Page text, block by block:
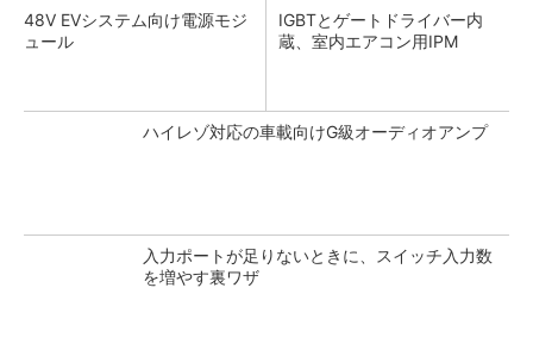
48V EVシステム向け電源モジ
ュール
IGBTとゲートドライバー内
蔵、室内エアコン用IPM
ハイレゾ対応の車載向けG級オーディオアンプ
入力ポートが足りないときに、スイッチ入力数
を増やす裏ワザ